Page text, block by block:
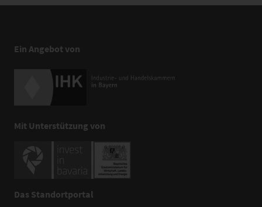
Ein Angebot von
Mit Unterstützung von
Das Standortportal